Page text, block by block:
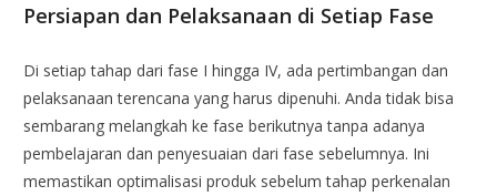
Persiapan dan Pelaksanaan di Setiap Fase
Di setiap tahap dari fase I hingga IV, ada pertimbangan dan
pelaksanaan terencana yang harus dipenuhi. Anda tidak bisa
sembarang melangkah ke fase berikutnya tanpa adanya
pembelajaran dan penyesuaian dari fase sebelumnya. Ini
memastikan optimalisasi produk sebelum tahap perkenalan